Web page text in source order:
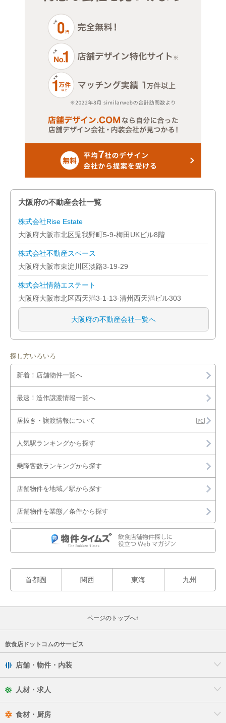
大阪市西淀川区
大阪市東淀川区
大阪市東成区
大阪市生野区
大阪市旭区
大阪市城東区
大阪市阿倍野区
大阪市住吉区
大阪市西成区
大阪市淀川区
大阪市鶴見区
大阪市住之江区
大阪市平野区
大阪市北区
大阪市中央区
堺市堺区
堺市中区
堺市東区
堺市西区
堺市南区
堺市北区
堺市美原区
高槻市
貝塚市
大阪府の不動産会社一覧
株式会社Rise Estate
大阪府大阪市北区兎我野町5-9-梅田UKビル8階
株式会社不動産スペース
大阪府大阪市東淀川区淡路3-19-29
株式会社情熱エステート
大阪府大阪市北区西天満3-1-13-清州西天満ビル303
大阪府の不動産会社一覧へ
探し方いろいろ
新着！店舗物件一覧へ
最速！造作譲渡情報一覧へ
居抜き・譲渡情報について
人気駅ランキングから探す
乗降客数ランキングから探す
店舗物件を地域／駅から探す
店舗物件を業態／条件から探す
首都圏 関西 東海 九州
ページのトップへ↑
飲食店ドットコムのサービス
店舗・物件・内装
人材・求人
食材・厨房